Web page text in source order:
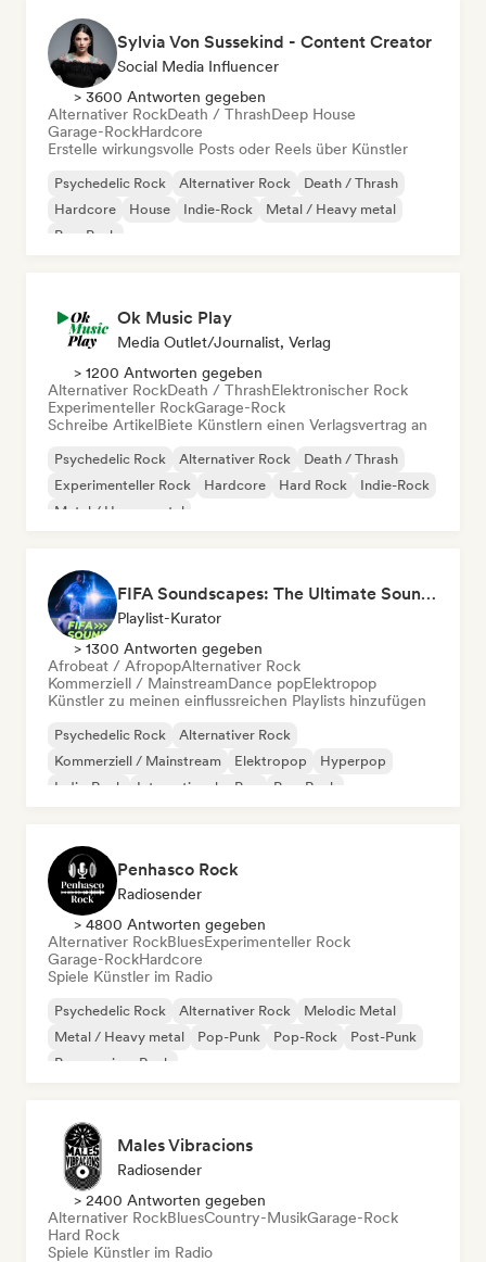
Sylvia Von Sussekind - Content Creator
Social Media Influencer
> 3600 Antworten gegeben
Alternativer RockDeath / ThrashDeep House
Garage-RockHardcore
Erstelle wirkungsvolle Posts oder Reels über Künstler
Psychedelic Rock Alternativer Rock
Death / Thrash
Hardcore
House Indie-Rock
Metal / Heavy metal
Pop-Punk
Ok Music Play
Media Outlet/Journalist, Verlag
> 1200 Antworten gegeben
Alternativer RockDeath / ThrashElektronischer Rock
Experimenteller RockGarage-Rock
Schreibe ArtikelBiete Künstlern einen Verlagsvertrag an
Psychedelic Rock Alternativer Rock
Death / Thrash
Experimenteller Rock
Hardcore Hard Rock
Indie-Rock
Metal / Heavy metal
FIFA Soundscapes: The Ultimate Soundtrack ⚽️ Festival Indie, Electropop & Dance Anthems
Playlist-Kurator
> 1300 Antworten gegeben
Afrobeat / AfropopAlternativer Rock
Kommerziell / MainstreamDance popElektropop
Künstler zu meinen einflussreichen Playlists hinzufügen
Psychedelic Rock
Alternativer Rock
Kommerziell / Mainstream
Elektropop
Hyperpop
Indie-Rock
Internationaler Pop Pop-Rock
Penhasco Rock
Radiosender
> 4800 Antworten gegeben
Alternativer RockBluesExperimenteller Rock
Garage-RockHardcore
Spiele Künstler im Radio
Psychedelic Rock Alternativer Rock
Melodic Metal
Metal / Heavy metal
Pop-Punk Pop-Rock
Post-Punk
Progressiver Rock
Males Vibracions
Radiosender
> 2400 Antworten gegeben
Alternativer RockBluesCountry-MusikGarage-Rock
Hard Rock
Spiele Künstler im Radio